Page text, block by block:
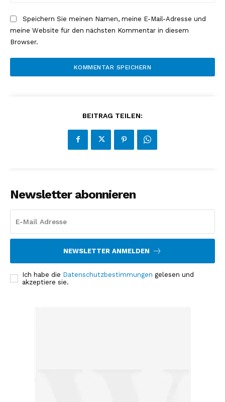
Speichern Sie meinen Namen, meine E-Mail-Adresse und
meine Website für den nächsten Kommentar in diesem
Browser.
BEITRAG TEILEN:
Newsletter abonnieren
NEWSLETTER ANMELDEN
Ich habe die Datenschutzbestimmungen gelesen und
akzeptiere sie.